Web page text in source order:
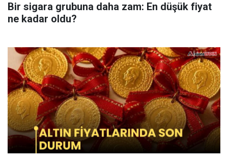
Bir sigara grubuna daha zam: En düşük fiyat
ne kadar oldu?